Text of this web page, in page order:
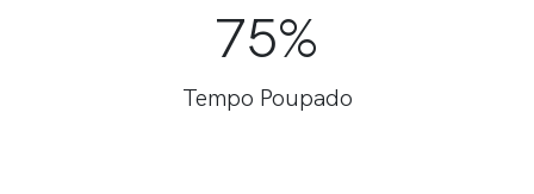
75%
Tempo Poupado